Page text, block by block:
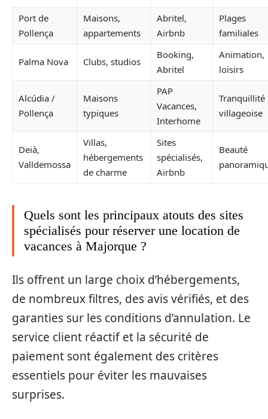
Port de
Pollença
Maisons,
appartements
Abritel,
Airbnb
Plages
familiales
Palma Nova Clubs, studios
Booking,
Abritel
Animation,
loisirs
Alcúdia /
Pollença
Maisons
typiques
PAP
Vacances,
Interhome
Tranquillité
villageoise
Deià,
Valldemossa
Villas,
hébergements
de charme
Sites
spécialisés,
Airbnb
Beauté
Quels sont les principaux atouts des sites
spécialisés pour réserver une location de
vacances à Majorque ?
Ils offrent un large choix d’hébergements,
de nombreux filtres, des avis vérifiés, et des
garanties sur les conditions d’annulation. Le
service client réactif et la sécurité de
paiement sont également des critères
essentiels pour éviter les mauvaises
surprises.